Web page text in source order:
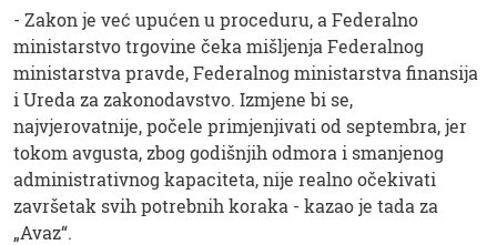
- Zakon je već upućen u proceduru, a Federalno
ministarstvo trgovine čeka mišljenja Federalnog
ministarstva pravde, Federalnog ministarstva finansija
i Ureda za zakonodavstvo. Izmjene bi se,
najvjerovatnije, počele primjenjivati od septembra, jer
tokom avgusta, zbog godišnjih odmora i smanjenog
administrativnog kapaciteta, nije realno očekivati
završetak svih potrebnih koraka - kazao je tada za
„Avaz“.